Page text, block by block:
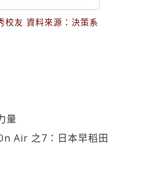
校友 資料來源：決策系
量
Air 之7：日本早稻田